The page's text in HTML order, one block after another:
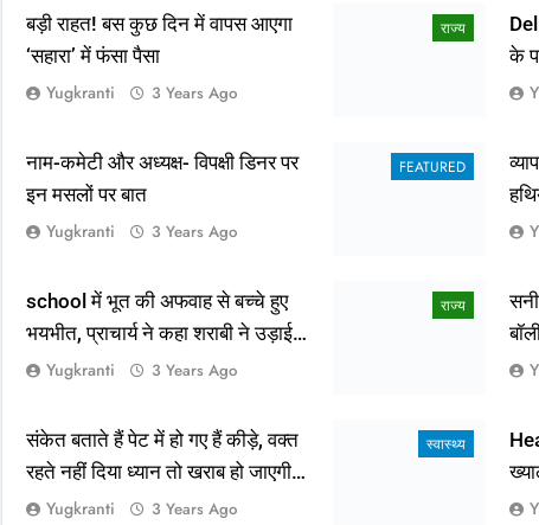
नाम-कमेटी और अध्यक्ष- विपक्षी डिनर पर
इन मसलों पर बात
school में भूत की अफवाह से बच्चे हुए
भयभीत, प्राचार्य ने कहा शराबी ने उड़ाई
संकेत बताते हैं पेट में हो गए हैं कीड़े, वक्त
रहते नहीं दिया ध्यान तो खराब हो जाएगी